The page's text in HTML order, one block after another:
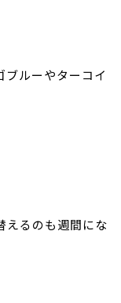
ブルーやターコイ
えるのも週間にな